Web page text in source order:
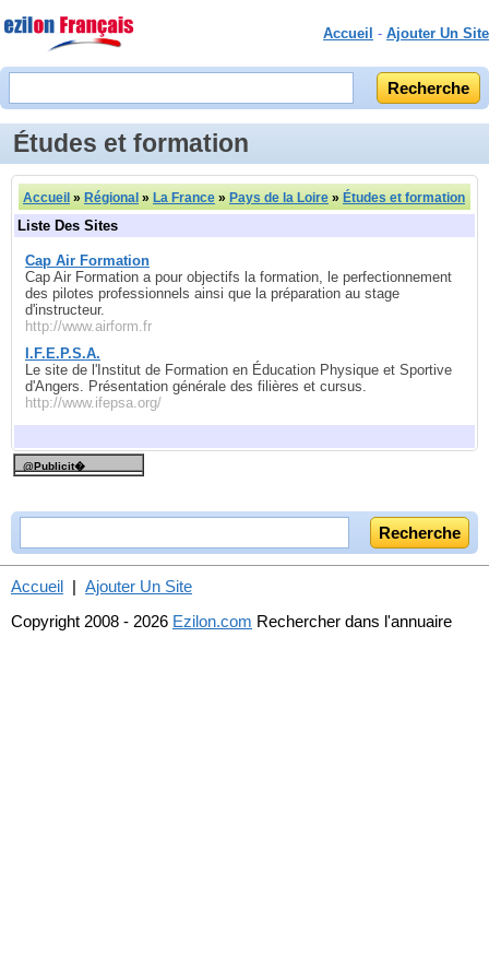
Accueil - Ajouter Un Site
Études et formation
Accueil » Régional » La France » Pays de la Loire » Études et formation
Liste Des Sites
Cap Air Formation
Cap Air Formation a pour objectifs la formation, le perfectionnement
des pilotes professionnels ainsi que la préparation au stage
d'instructeur.
http://www.airform.fr
I.F.E.P.S.A.
Le site de l'Institut de Formation en Éducation Physique et Sportive
d'Angers. Présentation générale des filières et cursus.
http://www.ifepsa.org/
@Publicit�
Accueil | Ajouter Un Site
Copyright 2008 - 2026 Ezilon.com Rechercher dans l'annuaire